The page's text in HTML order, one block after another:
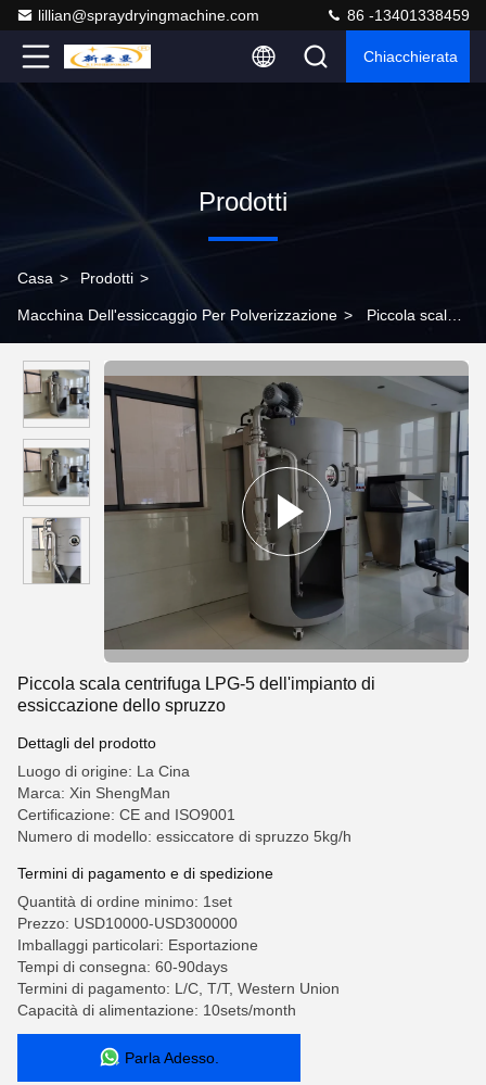
lillian@spraydryingmachine.com 86 -13401338459
Chiacchierata
Prodotti
Casa > Prodotti >
Macchina Dell'essiccaggio Per Polverizzazione > Piccola scala
Piccola scala centrifuga LPG-5 dell'impianto di
essiccazione dello spruzzo
Dettagli del prodotto
Luogo di origine: La Cina
Marca: Xin ShengMan
Certificazione: CE and ISO9001
Numero di modello: essiccatore di spruzzo 5kg/h
Termini di pagamento e di spedizione
Quantità di ordine minimo: 1set
Prezzo: USD10000-USD300000
Imballaggi particolari: Esportazione
Tempi di consegna: 60-90days
Termini di pagamento: L/C, T/T, Western Union
Capacità di alimentazione: 10sets/month
Parla Adesso.